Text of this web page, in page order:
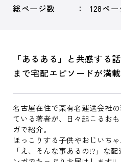
総ページ数 128ペー
「あるある」と共感する
まで宅配エピソードが満載
名古屋在住で某有名運送会社
ている著者が、日々起こるお
ガで紹介。
ほっこりする子供やおじいち
「え、そんな事あるの!?」な